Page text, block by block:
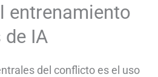
entrenamiento
IA
del conflicto es el uso